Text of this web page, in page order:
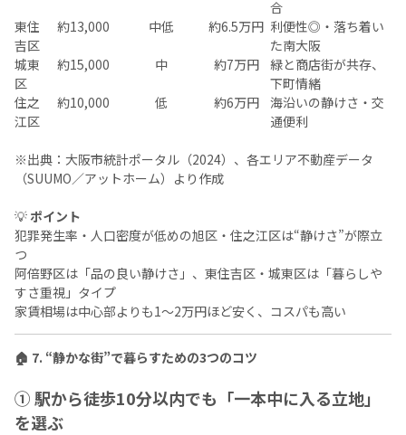
合
東住
吉区
約13,000 中低 約6.5万円 利便性◎・落ち着い
た南大阪
城東
区
約15,000 中 約7万円
緑と商店街が共存、
下町情緒
住之
江区
約10,000 低 約6万円
海沿いの静けさ・交
通便利
※出典：大阪市統計ポータル（2024）、各エリア不動産データ
（SUUMO／アットホーム）より作成
💡 ポイント
犯罪発生率・人口密度が低めの旭区・住之江区は“静けさ”が際立
つ
阿倍野区は「品の良い静けさ」、東住吉区・城東区は「暮らしや
すさ重視」タイプ
家賃相場は中心部よりも1〜2万円ほど安く、コスパも高い
🏠 7. “静かな街”で暮らすための3つのコツ
① 駅から徒歩10分以内でも「一本中に入る立地」
を選ぶ